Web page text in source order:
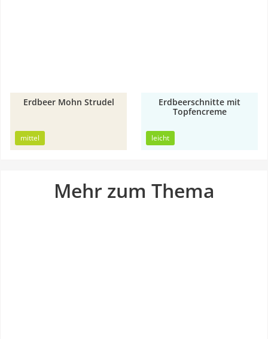
Erdbeer Mohn Strudel
mittel
3h
Erdbeerschnitte mit
Topfencreme
leicht
Mehr zum Thema